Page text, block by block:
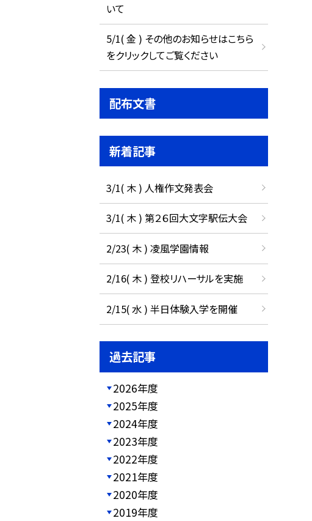
いて
5/1( 金 ) その他のお知らせはこちら
をクリックしてご覧ください
配布文書
新着記事
3/1( 木 ) 人権作文発表会
3/1( 木 ) 第２６回大文字駅伝大会
2/23( 木 ) 凌風学園情報
2/16( 木 ) 登校リハーサルを実施
2/15( 水 ) 半日体験入学を開催
過去記事
2026年度
2025年度
2024年度
2023年度
2022年度
2021年度
2020年度
2019年度